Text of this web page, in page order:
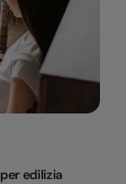
edilizia